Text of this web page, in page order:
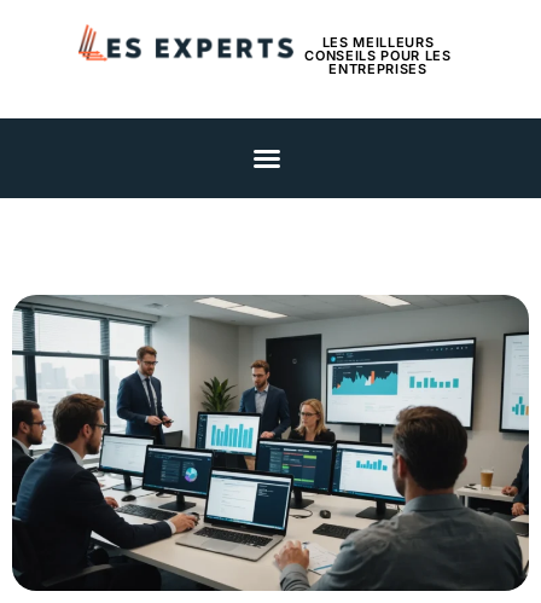
LES MEILLEURS
CONSEILS POUR LES
ENTREPRISES